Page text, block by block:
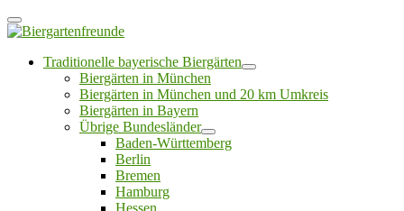
Traditionelle bayerische Biergärten
Biergärten in München
Biergärten in München und 20 km Umkreis
Biergärten in Bayern
Übrige Bundesländer
Baden-Württemberg
Berlin
Bremen
Hamburg
Hessen